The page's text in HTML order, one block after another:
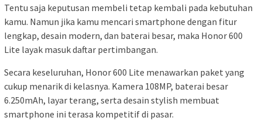
Tentu saja keputusan membeli tetap kembali pada kebutuhan
kamu. Namun jika kamu mencari smartphone dengan fitur
lengkap, desain modern, dan baterai besar, maka Honor 600
Lite layak masuk daftar pertimbangan.
Secara keseluruhan, Honor 600 Lite menawarkan paket yang
cukup menarik di kelasnya. Kamera 108MP, baterai besar
6.250mAh, layar terang, serta desain stylish membuat
smartphone ini terasa kompetitif di pasar.